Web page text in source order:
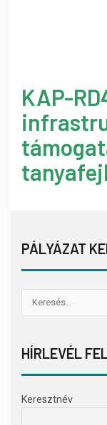
KAP-
PÁLYÁZAT
HÍRLEVÉL
Keresztnév